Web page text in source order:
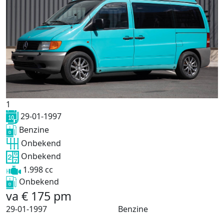
1
29-01-1997
Benzine
Onbekend
Onbekend
1.998 cc
Onbekend
va € 175 pm
29-01-1997
Benzine